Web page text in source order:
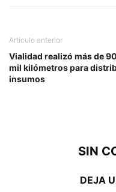
Artículo anterior
Vialidad realizó más de 90
mil kilómetros para
insumos
SIN
DEJA